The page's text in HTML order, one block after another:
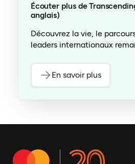
Écouter plus de
anglais)
Découvrez la vie, le
leaders internationaux
En savoir plus